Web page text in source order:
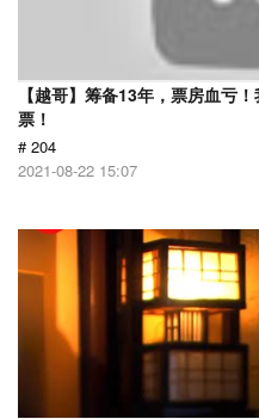
【越哥】筹备13年，票房血亏
票！
# 204
2021-08-22 15:07